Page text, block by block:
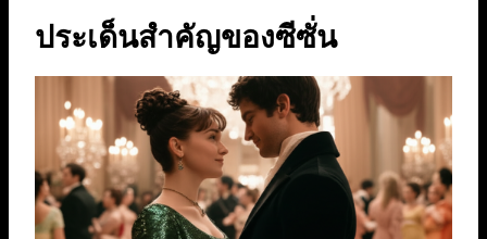
ประเด็นสำคัญของซีซั่น